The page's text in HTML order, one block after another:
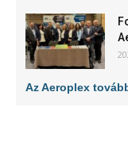
Az Aeroplex